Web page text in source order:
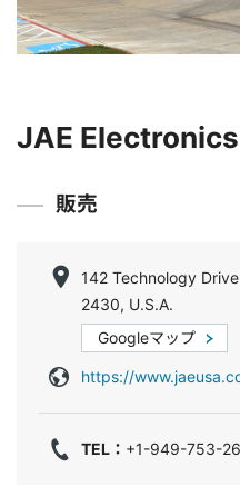
JAE
販売
142 Technology
2430, U.S.A.
Googleマップ
https://
TEL： +1-949-753-